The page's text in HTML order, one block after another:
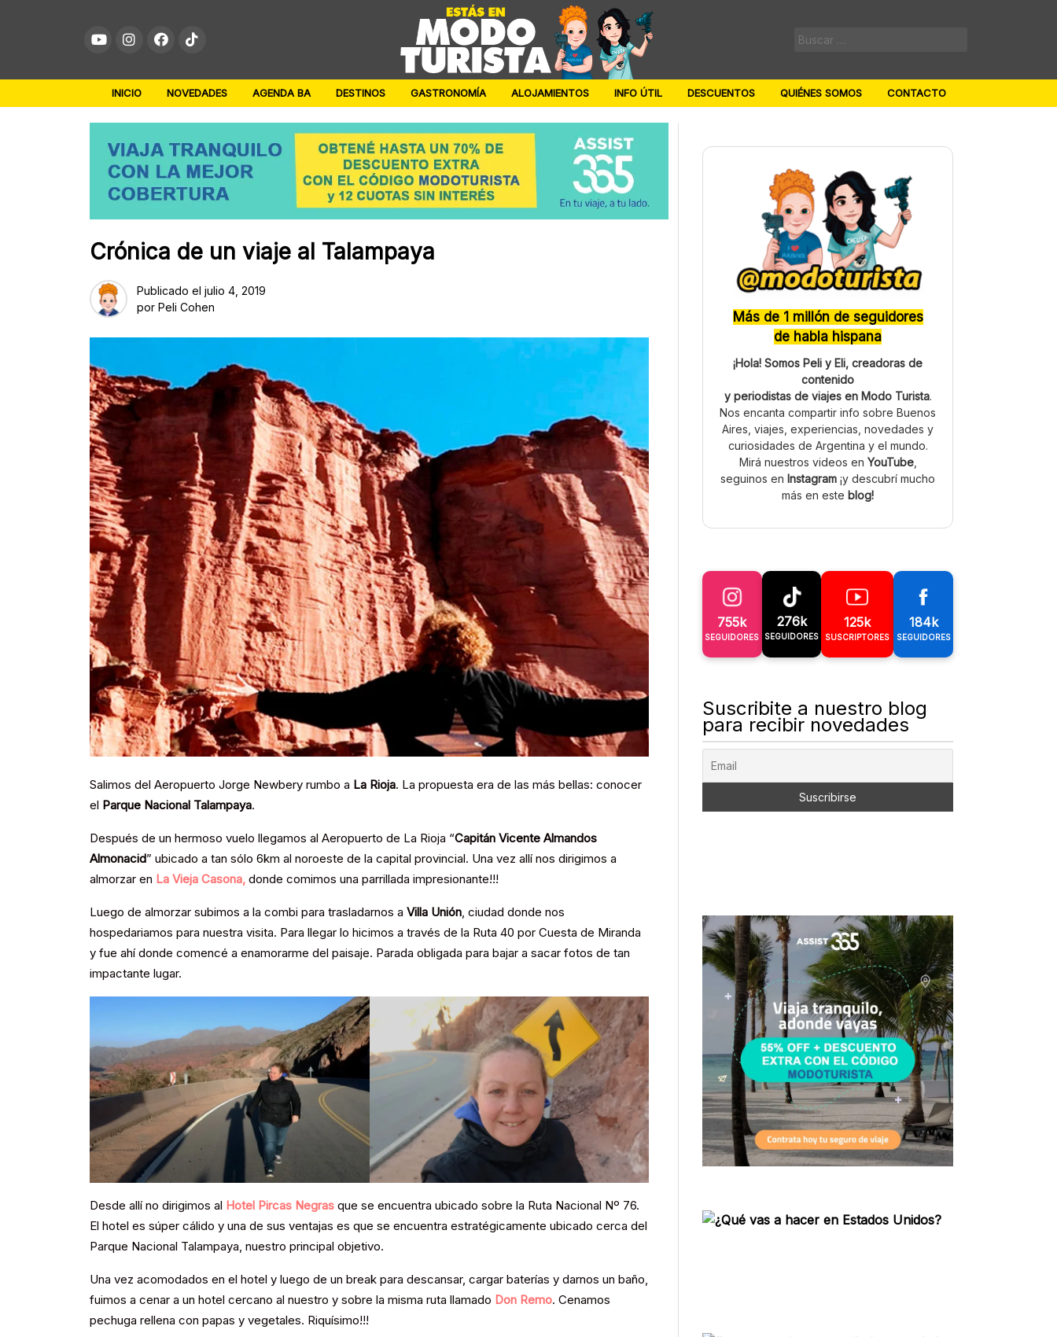
Buscar:
INICIO NOVEDADES AGENDA BA DESTINOS GASTRONOMÍA ALOJAMIENTOS INFO ÚTIL DESCUENTOS QUIÉNES SOMOS CONTACTO
Crónica de un viaje al Talampaya
Publicado el julio 4, 2019
por Peli Cohen
Salimos del Aeropuerto Jorge Newbery rumbo a La Rioja. La propuesta era de las más bellas: conocer
el Parque Nacional Talampaya.
Después de un hermoso vuelo llegamos al Aeropuerto de La Rioja “Capitán Vicente Almandos
Almonacid” ubicado a tan sólo 6km al noroeste de la capital provincial. Una vez allí nos dirigimos a
almorzar en La Vieja Casona, donde comimos una parrillada impresionante!!!
Luego de almorzar subimos a la combi para trasladarnos a Villa Unión, ciudad donde nos
hospedariamos para nuestra visita. Para llegar lo hicimos a través de la Ruta 40 por Cuesta de Miranda
y fue ahí donde comencé a enamorarme del paisaje. Parada obligada para bajar a sacar fotos de tan
impactante lugar.
Desde allí no dirigimos al Hotel Pircas Negras que se encuentra ubicado sobre la Ruta Nacional Nº 76.
El hotel es súper cálido y una de sus ventajas es que se encuentra estratégicamente ubicado cerca del
Parque Nacional Talampaya, nuestro principal objetivo.
Una vez acomodados en el hotel y luego de un break para descansar, cargar baterías y darnos un baño,
fuimos a cenar a un hotel cercano al nuestro y sobre la misma ruta llamado Don Remo. Cenamos
pechuga rellena con papas y vegetales. Riquísimo!!!
Más de 1 millón de seguidores
de habla hispana
¡Hola! Somos Peli y Eli, creadoras de
contenido
y periodistas de viajes en Modo Turista.
Nos encanta compartir info sobre Buenos
Aires, viajes, experiencias, novedades y
curiosidades de Argentina y el mundo.
Mirá nuestros videos en YouTube,
seguinos en Instagram ¡y descubrí mucho
más en este blog!
755k
SEGUIDORES
276k
SEGUIDORES
125k
SUSCRIPTORES
184k
SEGUIDORES
Suscribite a nuestro blog
para recibir novedades